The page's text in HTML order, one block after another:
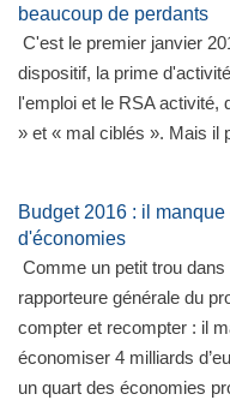
beaucoup de perdants
C'est le premier janvier
dispositif, la prime
l'emploi et le RSA activité,
» et « mal ciblés ». Mais il
Budget 2016 : il
d'économies
Comme un petit trou
rapporteure générale du
compter et recompter : il
économiser 4 milliards
un quart des économies